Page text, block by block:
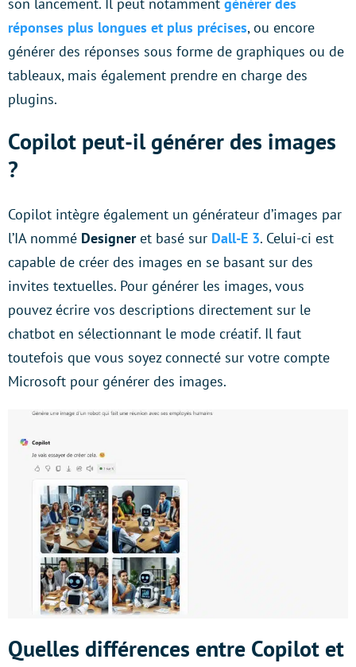
réponses plus longues et plus précises, ou encore
générer des réponses sous forme de graphiques ou de
tableaux, mais également prendre en charge des
plugins.
Copilot peut-il générer des images
?
Copilot intègre également un générateur d’images par
l’IA nommé Designeret basé sur Dall-E 3. Celui-ci est
capable de créer des images en se basant sur des
invites textuelles. Pour générer les images, vous
pouvez écrire vos descriptions directement sur le
chatbot en sélectionnant le mode créatif. Il faut
toutefois que vous soyez connecté sur votre compte
Microsoft pour générer des images.
Quelles différences entre Copilot et